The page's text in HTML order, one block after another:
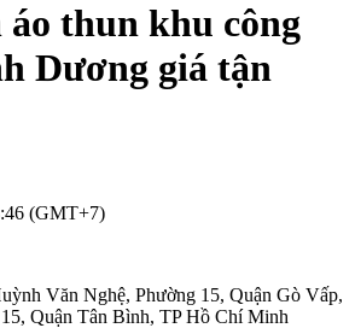
áo thun khu công
Dương giá tận
(GMT+7)
Văn Nghệ, Phường 15, Quận Gò Vấp,
Quận Tân Bình, TP Hồ Chí Minh